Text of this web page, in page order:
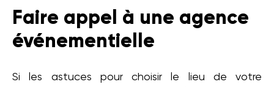
Faire appel à une agence
événementielle
Si les astuces pour choisir le lieu de votre